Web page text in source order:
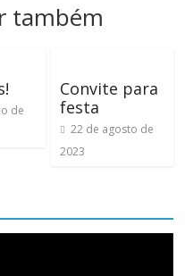
também
de
Convite para
festa
22 de agosto de
2023